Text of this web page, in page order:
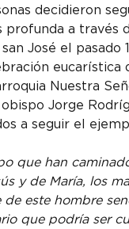
decidieron
profunda a través
José el pasado
eucarística
Nuestra
Jorge
a seguir el
que han
y de María, los
este hombre
que podría ser